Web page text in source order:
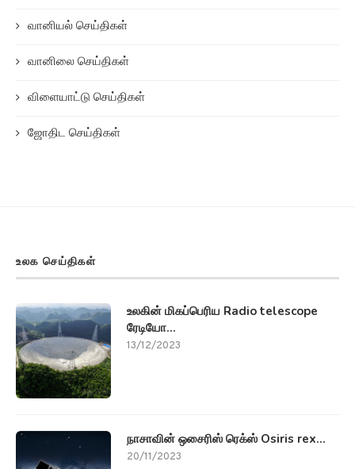
வானியல் செய்திகள்
வானிலை செய்திகள்
விளையாட்டு செய்திகள்
ஜோதிட செய்திகள்
உலக செய்திகள்
உலகின் மிகப்பெரிய Radio telescope
ரேடியோ...
13/12/2023
நாசாவின் ஒசைரிஸ் ரெக்ஸ் Osiris rex...
20/11/2023